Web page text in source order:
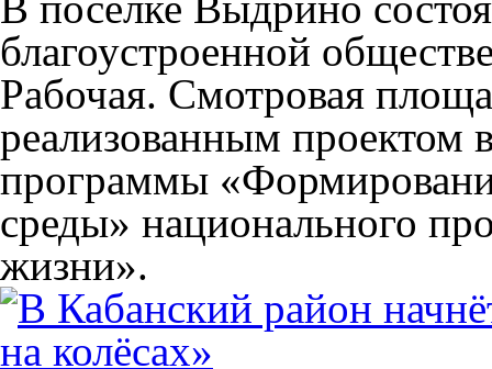
благоустроенной
Рабочая. Смотровая
реализованным проектом
программы
среды» национального
жизни».